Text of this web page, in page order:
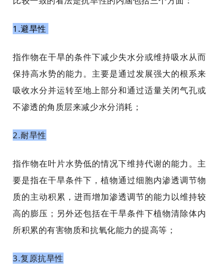
1.避旱性
指作物在干旱的条件下减少失水分或维持吸水从而
保持高水势的能力。主要是通过发展强大的根系来
吸收水分并运转至地上部分和通过适量关闭气孔或
不渗透的角质层来减少水分消耗；
2.耐旱性
指作物在叶片水势低的情况下维持代谢的能力。主
要是指在干旱条件下，植物通过细胞内渗透调节物
质的主动积累，进而增加渗透调节的能力以维持较
高的膨压；另外还包括在干旱条件下植物清除体内
所积累的有害物质和抗氧化能力的提高等；
3.复原抗旱性